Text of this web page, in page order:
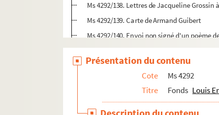
Ms 4292/138. Lettres de Jacqueline Grossin
Ms 4292/139. Carte de Armand Guibert
Ms 4292/140. Envoi non signé d'un poème
Ms 4292/141. Lettre de Anne Huré à Louis
Ms 4292/142. Lettre de Pierre Jobit à Louis
Ms 4292/143. Lettre de Denise Laporte-
Ms 4292/144. Lettre d'un membre de la
Ms 4292/145. Bordereau d'envoi
Présentation du contenu
Cote
Ms 4292
Titre
Fonds Louis